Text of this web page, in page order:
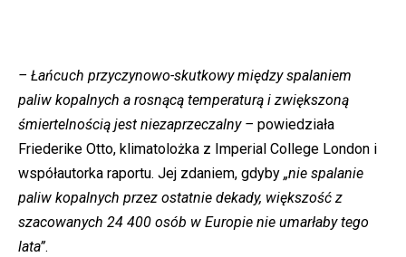
– Łańcuch przyczynowo-skutkowy między spalaniem
paliw kopalnych a rosnącą temperaturą i zwiększoną
śmiertelnością jest niezaprzeczalny – powiedziała
Friederike Otto, klimatolożka z Imperial College London i
współautorka raportu. Jej zdaniem, gdyby „nie spalanie
paliw kopalnych przez ostatnie dekady, większość z
szacowanych 24 400 osób w Europie nie umarłaby tego
lata”.